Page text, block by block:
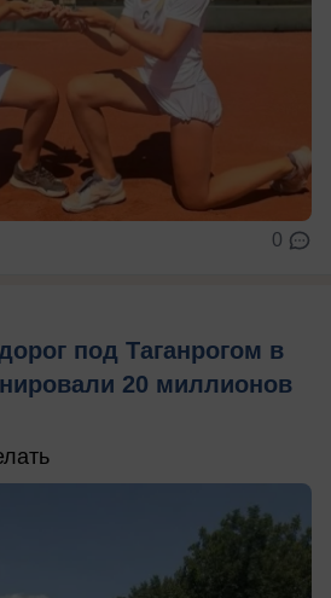
0
под Таганрогом в
20 миллионов